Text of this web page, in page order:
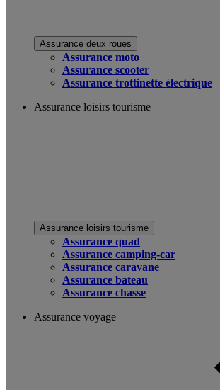
Assurance deux roues
Assurance moto
Assurance scooter
Assurance trottinette électrique
Assurance loisirs tourisme
Assurance loisirs tourisme
Assurance quad
Assurance camping-car
Assurance caravane
Assurance bateau
Assurance chasse
Assurance voyage